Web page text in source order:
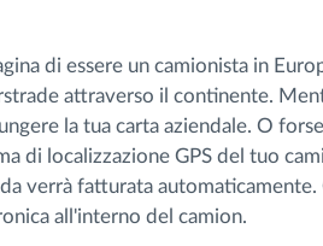
dei percorsi e
automatica del
di essere un camionista in
attraverso il continente.
la tua carta aziendale. O
di localizzazione GPS del tuo
verrà fatturata
all'interno del camion.